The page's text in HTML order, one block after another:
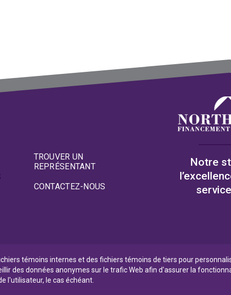
TROUVER UN
REPRÉSENTANT
CONTACTEZ-NOUS
Notre
témoins internes et des fichiers témoins de tiers pour
des données anonymes sur le trafic Web afin d'assurer la
l'utilisateur, le cas échéant.